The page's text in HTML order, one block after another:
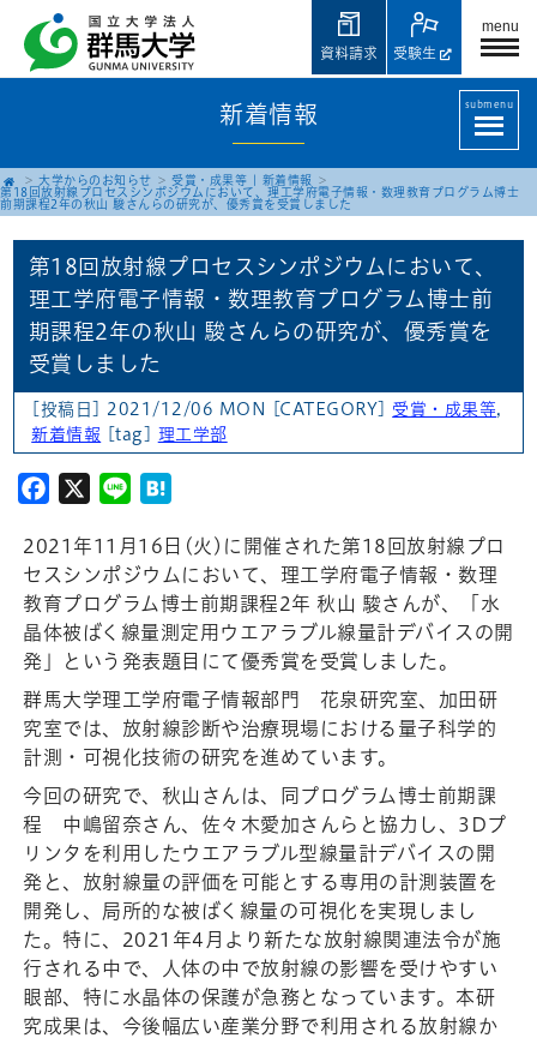
menu
受験生
資料請求
新着情報 submenu
大学からのお知らせ 受賞・成果等
新着情報
第18回放射線プロセスシンポジウムにおいて、理工学府電子情報・数理教育プログラム博士
前期課程2年の秋山 駿さんらの研究が、優秀賞を受賞しました
第18回放射線プロセスシンポジウムにおいて、
理工学府電子情報・数理教育プログラム博士前
期課程2年の秋山 駿さんらの研究が、優秀賞を
受賞しました
[投稿日] 2021/12/06 MON [CATEGORY] 受賞・成果等,
新着情報 [tag] 理工学部
Facebook
X Line
2021年11月16日(火)に開催された第18回放射線プロ
セスシンポジウムにおいて、理工学府電子情報・数理
教育プログラム博士前期課程2年 秋山 駿さんが、「水
晶体被ばく線量測定用ウエアラブル線量計デバイスの開
発」という発表題目にて優秀賞を受賞しました。
群馬大学理工学府電子情報部門 花泉研究室、加田研
究室では、放射線診断や治療現場における量子科学的
計測・可視化技術の研究を進めています。
今回の研究で、秋山さんは、同プログラム博士前期課
程 中嶋留奈さん、佐々木愛加さんらと協力し、3Dプ
リンタを利用したウエアラブル型線量計デバイスの開
発と、放射線量の評価を可能とする専用の計測装置を
開発し、局所的な被ばく線量の可視化を実現しまし
た。特に、2021年4月より新たな放射線関連法令が施
行される中で、人体の中で放射線の影響を受けやすい
眼部、特に水晶体の保護が急務となっています。本研
究成果は、今後幅広い産業分野で利用される放射線か